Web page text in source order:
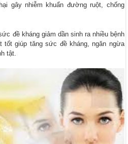
gây nhiễm khuẩn đường ruột, chống
đề kháng giảm dần sinh ra nhiều bệnh
tốt giúp tăng sức đề kháng, ngăn ngừa
tật.